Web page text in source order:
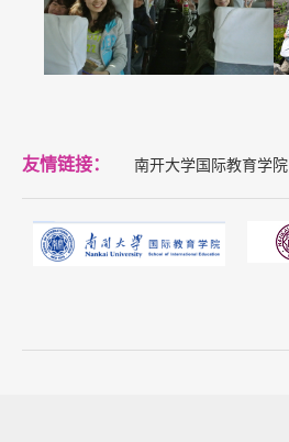
友情链接： 南开大学国际教育学院